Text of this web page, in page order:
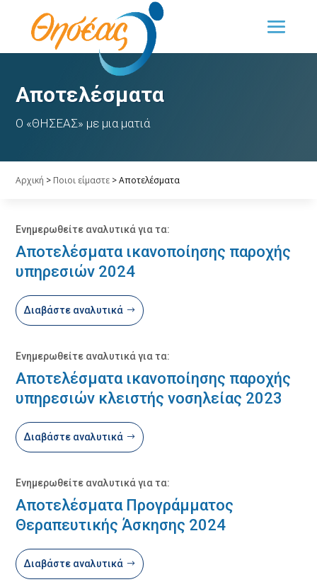
Αποτελέσματα
Ο «ΘΗΣΕΑΣ» με μια ματιά
Αρχική > Ποιοι είμαστε >Αποτελέσματα
Ενημερωθείτε αναλυτικά για τα:
Αποτελέσματα ικανοποίησης παροχής
υπηρεσιών 2024
Διαβάστε αναλυτικά
Ενημερωθείτε αναλυτικά για τα:
Αποτελέσματα ικανοποίησης παροχής
υπηρεσιών κλειστής νοσηλείας 2023
Διαβάστε αναλυτικά
Ενημερωθείτε αναλυτικά για τα:
Αποτελέσματα Προγράμματος
Θεραπευτικής Άσκησης 2024
Διαβάστε αναλυτικά